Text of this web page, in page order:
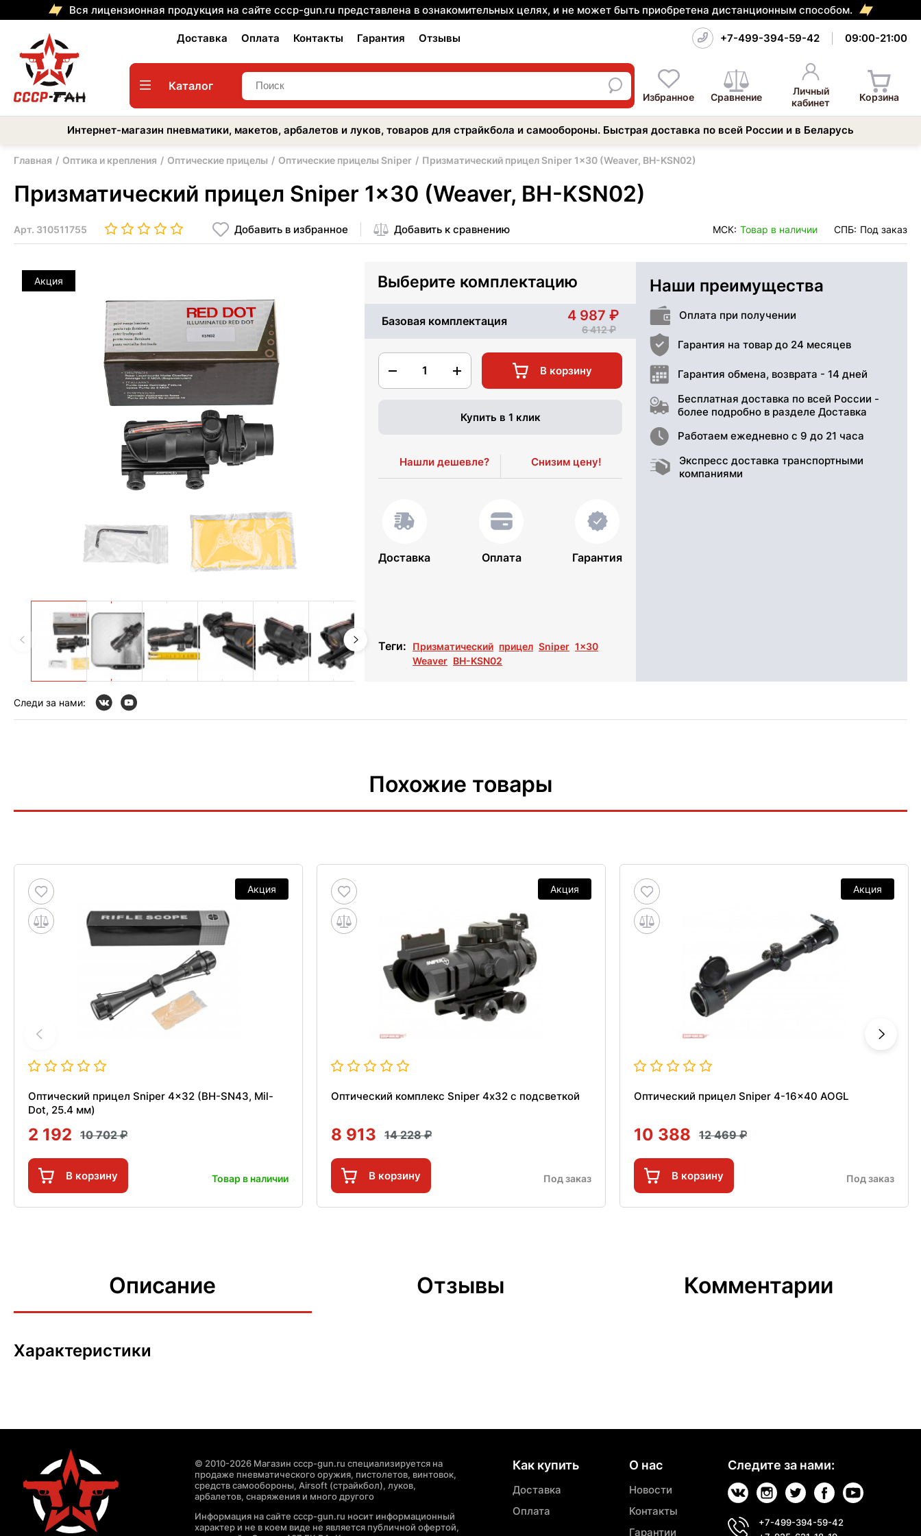
Вся лицензионная продукция на сайте cccp-gun.ru представлена в ознакомительных целях, и не может быть приобретена дистанционным способом.
Доставка Оплата Контакты Гарантия Отзывы +7-499-394-59-42 09:00-21:00
Каталог
Избранное Сравнение
Личный
кабинет
Корзина
Интернет-магазин пневматики, макетов, арбалетов и луков, товаров для страйкбола и самообороны. Быстрая доставка по всей России и в Беларусь
Главная Оптика и крепления Оптические прицелы Оптические прицелы Sniper Призматический прицел Sniper 1x30 (Weaver, BH-KSN02)
Призматический прицел Sniper 1x30 (Weaver, BH-KSN02)
Арт. 310511755 Добавить в избранное Добавить к сравнению МСК: Товар в наличии СПБ: Под заказ
Акция Выберите комплектацию
Базовая комплектация 4 987
6 412
1 В корзину
Купить в 1 клик
Нашли дешевле? Снизим цену!
Доставка Оплата Гарантия
Теги: Призматический прицел Sniper 1x30
Weaver BH-KSN02
Наши преимущества
Оплата при получении
Гарантия на товар до 24 месяцев
Гарантия обмена, возврата - 14 дней
Бесплатная доставка по всей России -
более подробно в разделе Доставка
Работаем ежедневно с 9 до 21 часа
Экспресс доставка транспортными
компаниями
Следи за нами:
Похожие товары
Акция
Оптический прицел Sniper 4x32 (BH-SN43, Mil-
Dot, 25.4 мм)
2 192 10 702
В корзину Товар в наличии
Акция
Оптический комплекс Sniper 4х32 с подсветкой
8 913 14 228
В корзину Под заказ
Акция
Оптический прицел Sniper 4-16x40 AOGL
10 388 12 469
В корзину Под заказ
Описание Отзывы Комментарии
Характеристики
© 2010-2026 Магазин cccp-gun.ru специализируется на
продаже пневматического оружия, пистолетов, винтовок,
средств самообороны, Airsoft (страйкбол), луков,
арбалетов, снаряжения и много другого
Информация на сайте cccp-gun.ru носит информационный
характер и не в коем виде не является публичной офертой,
Как купить
Доставка
Оплата
О нас
Новости
Контакты
Гарантии
Следите за нами:
+7-499-394-59-42